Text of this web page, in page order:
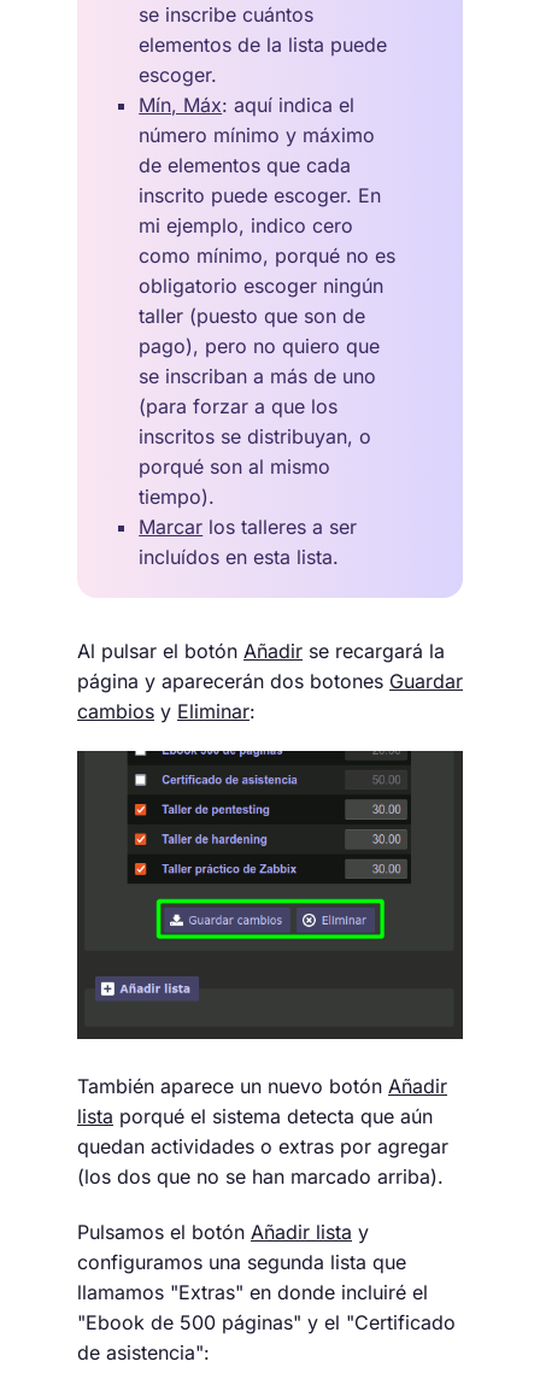
se inscribe cuántos
elementos de la lista puede
escoger.
Mín, Máx: aquí indica el
número mínimo y máximo
de elementos que cada
inscrito puede escoger. En
mi ejemplo, indico cero
como mínimo, porqué no es
obligatorio escoger ningún
taller (puesto que son de
pago), pero no quiero que
se inscriban a más de uno
(para forzar a que los
inscritos se distribuyan, o
porqué son al mismo
tiempo).
Marcar los talleres a ser
incluídos en esta lista.
Al pulsar el botón Añadir se recargará la
página y aparecerán dos botones Guardar
cambios y Eliminar:
También aparece un nuevo botón Añadir
lista porqué el sistema detecta que aún
quedan actividades o extras por agregar
(los dos que no se han marcado arriba).
Pulsamos el botón Añadir lista y
configuramos una segunda lista que
llamamos "Extras" en donde incluiré el
"Ebook de 500 páginas" y el "Certificado
de asistencia":